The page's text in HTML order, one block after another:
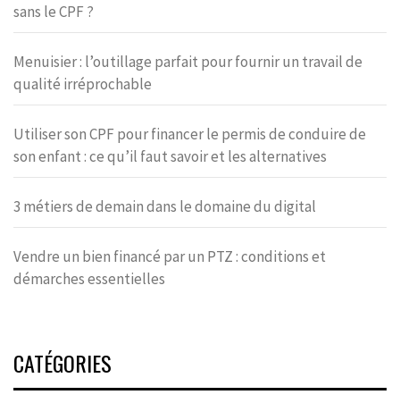
sans le CPF ?
Menuisier : l’outillage parfait pour fournir un travail de
qualité irréprochable
Utiliser son CPF pour financer le permis de conduire de
son enfant : ce qu’il faut savoir et les alternatives
3 métiers de demain dans le domaine du digital
Vendre un bien financé par un PTZ : conditions et
démarches essentielles
CATÉGORIES